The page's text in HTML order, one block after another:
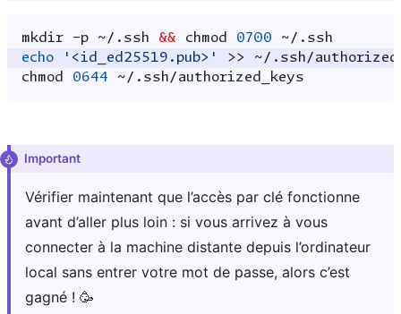
mkdir -p ~/.ssh && chmod 0700
echo
'<id_ed25519.pub>'
>>
chmod
0644
Important
Vérifier maintenant que l’accès par clé fonctionne
avant d’aller plus loin : si vous arrivez à vous
connecter à la machine distante depuis l’ordinateur
local sans entrer votre mot de passe, alors c’est
gagné ! 🥳